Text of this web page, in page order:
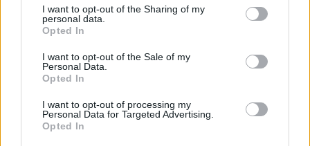
I want to opt-out of the Sharing of my
personal data.
Opted In
I want to opt-out of the Sale of my
Personal Data.
Opted In
I want to opt-out of processing my
Personal Data for Targeted Advertising.
Opted In
κλειστό το Βαλκανικό Πρωτάθλημα στην Κωνσταντινούπολη και
το Πανελλήνιο Πρωτάθλημα στο ΣΕΦ.